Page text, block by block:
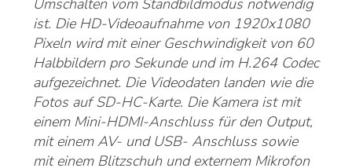
Umschalten vom Standbildmodus notwendig
ist. Die HD-Videoaufnahme von 1920x1080
Pixeln wird mit einer Geschwindigkeit von 60
Halbbildern pro Sekunde und im H.264 Codec
aufgezeichnet. Die Videodaten landen wie die
Fotos auf SD-HC-Karte. Die Kamera ist mit
einem Mini-HDMI-Anschluss für den Output,
mit einem AV- und USB- Anschluss sowie
mit einem Blitzschuh und externem Mikrofon